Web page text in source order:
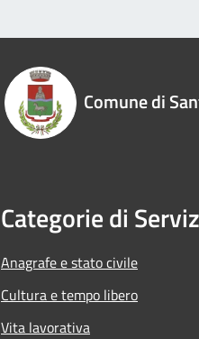
Comune di
Categorie di
Anagrafe e stato civile
Cultura e tempo libero
Vita lavorativa